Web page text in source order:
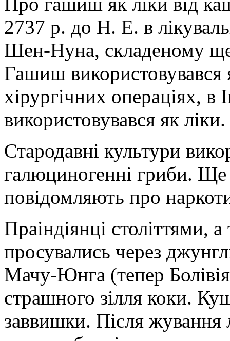
2737 р. до Н. Е. в
Шен-Нуна, складеному
Гашиш використовувався
хірургічних операціях, в
використовувався як ліки.
Стародавні культури
галюциногенні гриби. Ще
повідомляють про
Праіндіянці століттями,
просувались через
Мачу-Юнга (тепер
страшного зілля коки.
заввишки. Після жування